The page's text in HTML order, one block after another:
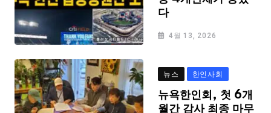
다
4월 13, 2026
뉴스 한인사회
뉴욕한인회, 첫 6개
월간 감사 최종 마무